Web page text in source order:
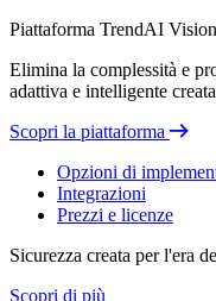
Piattaforma TrendAI
Elimina la complessità e
adattiva e intelligente
Scopri la piattaforma
Opzioni di
Integrazioni
Prezzi e licenze
Sicurezza creata per l'era
Scopri di più